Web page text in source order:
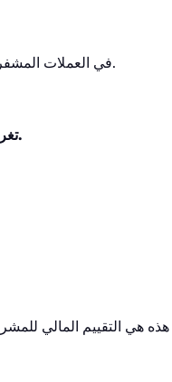
في العملات.
10,000 تغريدة بوت ≠ 100 رسالة من المطورين والصناديق والمتداولين ذوي السمعة الطيبة.
هذه هي التقييم المالي